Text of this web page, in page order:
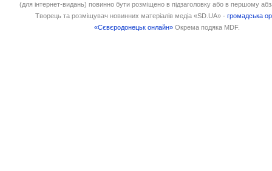
(для інтернет-видань) повинно бути розміщено в підзаголовку або в першому
Творець та розміщувач новинних матеріалів медіа «SD.UA» -громадська
«Сєвєродонецьк онлайн» Окрема подяка MDF.